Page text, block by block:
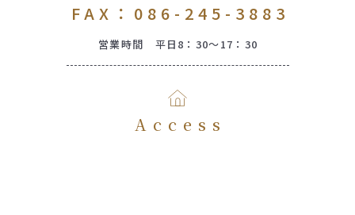
FAX：086-245-3883
営業時間 平日8：30～17：30
Access